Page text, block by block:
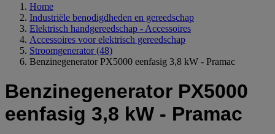
Home
Industriële benodigdheden en gereedschap
Elektrisch handgereedschap - Accessoires
Accessoires voor elektrisch gereedschap
Stroomgenerator (48)
Benzinegenerator PX5000 eenfasig 3,8 kW - Pramac
Benzinegenerator PX5000
eenfasig 3,8 kW - Pramac